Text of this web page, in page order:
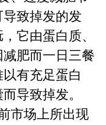
致掉发的发
它由蛋白质、
肥而一日三餐
有充足蛋白
导致掉发。
场上所出现